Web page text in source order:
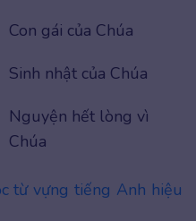
Con gái của Chúa
Sinh nhật của Chúa
Nguyện hết lòng vì
Chúa
từ vựng tiếng Anh hiệu